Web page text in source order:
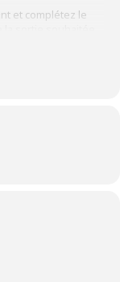
et complétez le